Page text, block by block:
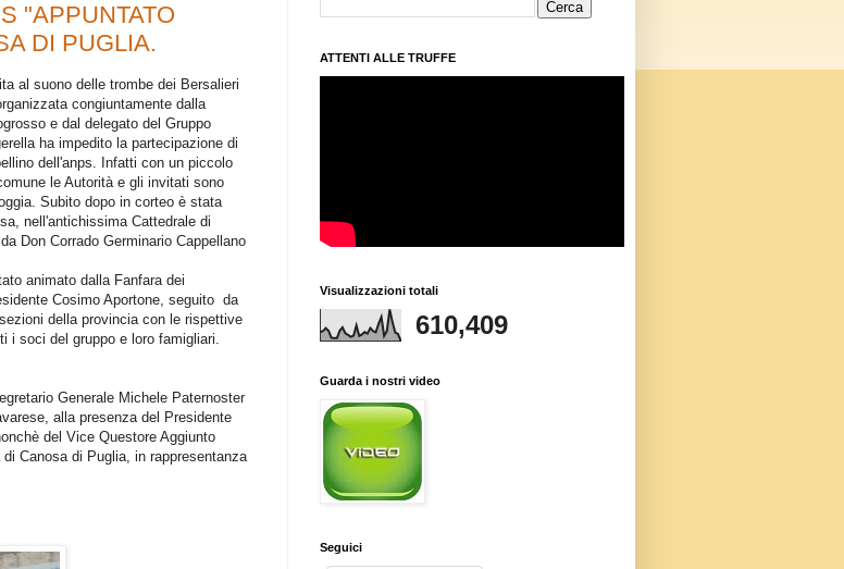
"APPUNTATO
DI PUGLIA.
al suono delle trombe dei Bersalieri
congiuntamente dalla
e dal delegato del Gruppo
ha impedito la partecipazione di
dell'anps. Infatti con un piccolo
le Autorità e gli invitati sono
Subito dopo in corteo è stata
nell'antichissima Cattedrale di
Don Corrado Germinario Cappellano
animato dalla Fanfara dei
Cosimo Aportone, seguito da
della provincia con le rispettive
i soci del gruppo e loro famigliari.
Generale Michele Paternoster
alla presenza del Presidente
del Vice Questore Aggiunto
Canosa di Puglia, in rappresentanza
ATTENTI ALLE TRUFFE
Visualizzazioni totali
610,409
Guarda i nostri video
Seguici